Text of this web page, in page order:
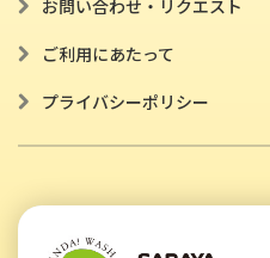
お問い合わせ・リクエスト
ご利用にあたって
プライバシーポリシー